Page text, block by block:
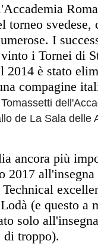
svedese,
I
i Tornei di
2014 è stato
compagine
de La Sala delle
ancora più
2017
(e questo a
solo
di troppo).